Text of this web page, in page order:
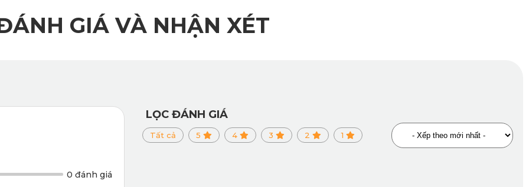
GIÁ VÀ NHẬN XÉT
0 đánh giá
LỌC ĐÁNH GIÁ
Tất cả 5 4 3 2 1